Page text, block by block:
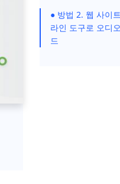
● 방법 2. 웹 사이
라인 도구로 오디
드